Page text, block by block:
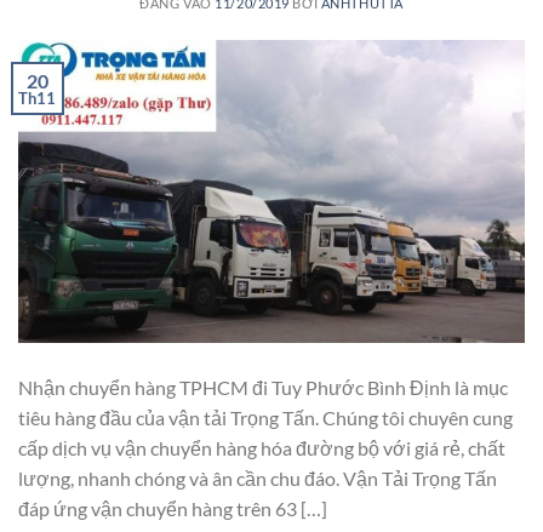
ĐĂNG VÀO 11/20/2019 BỞI ANHTHUTTA
20
Th11
Nhận chuyển hàng TPHCM đi Tuy Phước Bình Định là mục
tiêu hàng đầu của vận tải Trọng Tấn. Chúng tôi chuyên cung
cấp dịch vụ vận chuyển hàng hóa đường bộ với giá rẻ, chất
lượng, nhanh chóng và ân cần chu đáo. Vận Tải Trọng Tấn
đáp ứng vận chuyển hàng trên 63 […]